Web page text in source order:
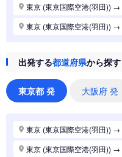
東京 (東京国際空港(羽田)) →
東京 (東京国際空港(羽田)) →
東京 (東京国際空港(羽田))→
東京 (東京国際空港(羽田))
東京 (東京国際空港(羽田))
東京 (東京国際空港(羽田))
東京 (東京国際空港(羽田))
出発する都道府県から探す
東京都 発 大阪府 発
東京 (東京国際空港(羽田)) →
東京 (東京国際空港(羽田)) →